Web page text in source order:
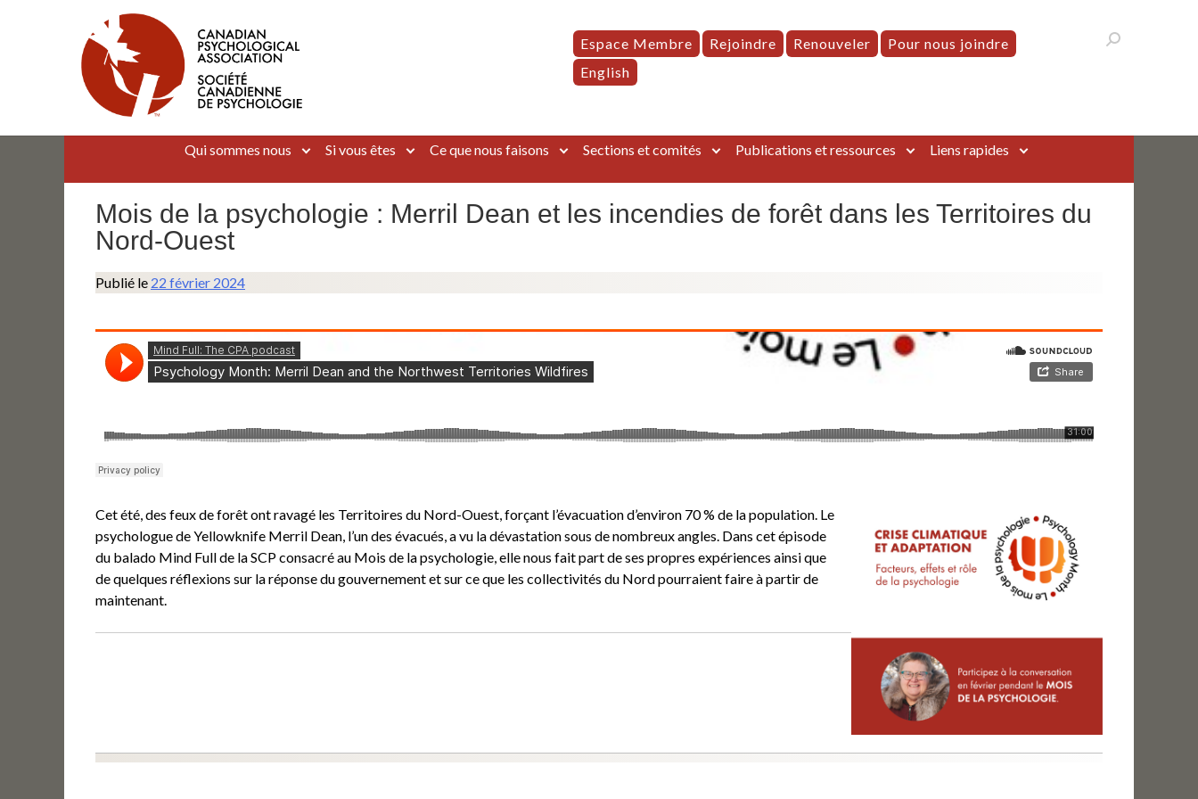
Canadian Psychological Association
The national voice for psychology in Canada
Espace Membre Rejoindre Renouveler
Pour nous joindre
English
Qui sommes nous Si vous êtes Ce que nous faisons Sections et comités Publications et ressources Liens rapides
Mois de la psychologie : Merril Dean et les incendies de forêt dans les Territoires du
Nord-Ouest
Publié le 22 février 2024
Cet été, des feux de forêt ont ravagé les Territoires du Nord-Ouest, forçant l’évacuation d’environ 70 % de la population. Le
psychologue de Yellowknife Merril Dean, l’un des évacués, a vu la dévastation sous de nombreux angles. Dans cet épisode
du balado Mind Full de la SCP consacré au Mois de la psychologie, elle nous fait part de ses propres expériences ainsi que
de quelques réflexions sur la réponse du gouvernement et sur ce que les collectivités du Nord pourraient faire à partir de
maintenant.